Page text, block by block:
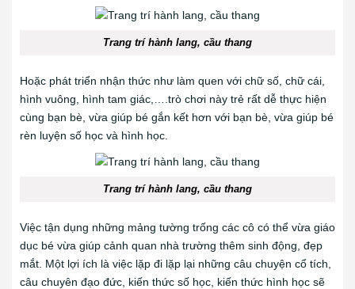
Trang trí hành lang, cầu thang
Hoặc phát triển nhận thức như làm quen với chữ số, chữ cái,
hình vuông, hình tam giác,….trò chơi này trẻ rất dễ thực hiện
cùng bạn bè, vừa giúp bé gắn kết hơn với bạn bè, vừa giúp bé
rèn luyện số học và hình học.
Trang trí hành lang, cầu thang
Việc tận dụng những mảng tường trống các cô có thể vừa giáo
dục bé vừa giúp cảnh quan nhà trường thêm sinh động, đẹp
mắt. Một lợi ích là việc lặp đi lặp lại những câu chuyện cổ tích,
câu chuyên đạo đức, kiến thức số học, kiến thức hình học sẽ